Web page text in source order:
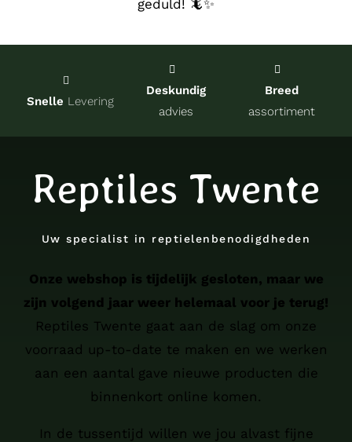
geduld! 🦎✨
Snelle Levering
Deskundig
advies
Breed
assortiment
Reptiles Twente
Uw specialist in reptielenbenodigdheden
Onze webshop is tijdelijk gesloten, maar we
zijn volgend jaar weer helemaal voor je terug!
Reptiles Twente gaat aan de slag om onze
voorraad up-to-date te maken en we werken
aan een aantal gave nieuwe producten die
binnenkort online komen.
In de tussentijd willen we jou alvast fijne